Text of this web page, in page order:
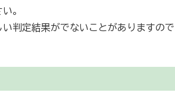
。
判定結果がでないことがありますの